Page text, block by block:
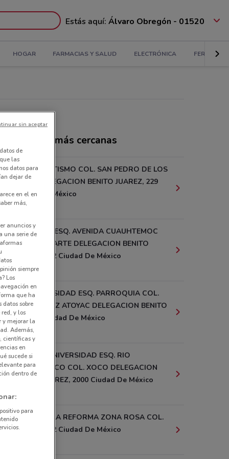
Estás aquí: Álvaro Obregón - 01520
HOGAR FARMACIAS Y SALUD ELECTRÓNICA
Oysho más cercanas
AV. PATRIOTISMO COL. SAN PEDRO DE LOS
PINOS DELEGACION BENITO JUAREZ, 229
Ciudad De México
1.3 km
VIADUCTO ESQ. AVENIDA CUAUHTEMOC
COL. NARVARTE DELEGACION BENITO
JUAREZ, 462 Ciudad De México
2.2 km
AV. UNIVERSIDAD ESQ. PARROQUIA COL.
SANTA CRUZ ATOYAC DELEGACION BENITO
JUAREZ Ciudad De México
2.6 km
AVENIDA UNIVERSIDAD ESQ. RIO
CHURUBUSCO COL. XOCO DELEGACION
BENITO JUAREZ, 2000 Ciudad De México
PASEO DE LA REFORMA ZONA ROSA COL.
JUAREZ, 222 Ciudad De México
de
las
datos para
dejar de
en el en
más,
anuncios y
una serie de
siempre
Los
en
que ha
datos sobre
y los
y mejorar la
Además,
científicas y
en
sucede si
para
dentro de
para
sin aceptar